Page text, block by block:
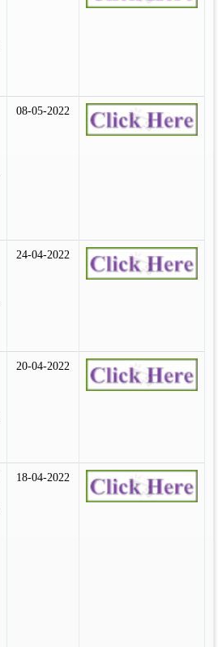
08-05-2022
24-04-2022
20-04-2022
18-04-2022